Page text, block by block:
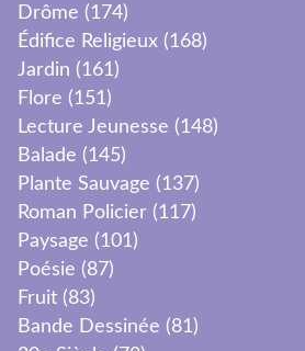
Drôme (174)
Édifice Religieux (168)
Jardin (161)
Flore (151)
Lecture Jeunesse (148)
Balade (145)
Plante Sauvage (137)
Roman Policier (117)
Paysage (101)
Poésie (87)
Fruit (83)
Bande Dessinée (81)